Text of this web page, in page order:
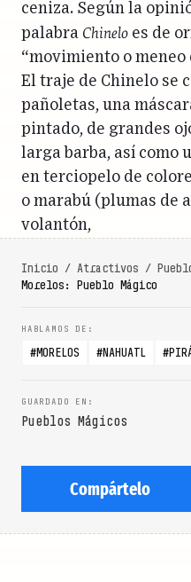
ceniza. Según la
palabra Chinelo es de
“movimiento o meneo
El traje de Chinelo se
pañoletas, una
pintado, de grandes
larga barba, así como
en terciopelo de
o marabú (plumas de
volantón,
Inicio / Atractivos /
Morelos: Pueblo Mágico
MORELOS NAHUATL
Pueblos Mágicos
Compártelo